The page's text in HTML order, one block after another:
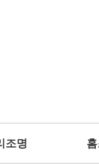
조명